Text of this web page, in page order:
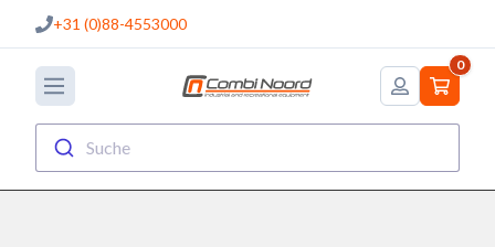
+31 (0)88-4553000
0
Suche